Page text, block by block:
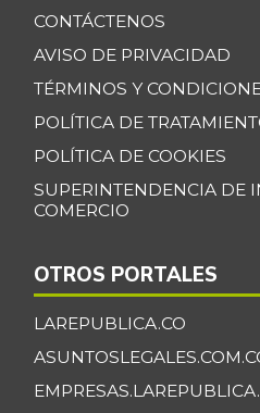
CONTÁCTENOS
AVISO DE PRIVACIDAD
TÉRMINOS Y
POLÍTICA DE
POLÍTICA DE COOKIES
SUPERINTENDENCIA DE
COMERCIO
OTROS PORTALES
LAREPUBLICA.CO